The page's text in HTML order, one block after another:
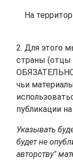
На
2. Для этого
страны (отцы
чьи
публикации
Указывать
будет не
авторству"